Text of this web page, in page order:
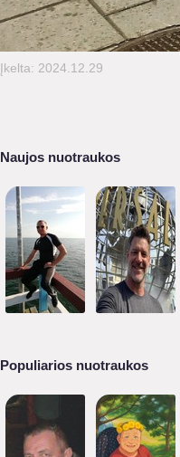
Įkelta: 2024.12.29
Naujos nuotraukos
Populiarios nuotraukos